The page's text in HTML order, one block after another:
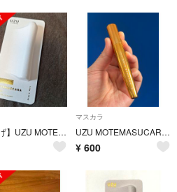
【値下げ】UZU MOTE MASCARA カーキ
マスカラ
UZU MOTEMASUCARA CP
¥ 600